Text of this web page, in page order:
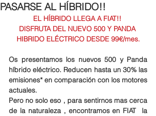
PASARSE AL HÍBRIDO!!
EL HÍBRIDO LLEGA A FIAT!!
DISFRUTA DEL NUEVO 500 Y PANDA
HIBRIDO ELÉCTRICO DESDE 99€/mes.
Os presentamos los nuevos 500 y Panda
híbrido eléctrico. Reducen hasta un 30% las
emisiones* en comparación con los motores
actuales.
Pero no solo eso , para sentirnos mas cerca
de la naturaleza , encontramos en FIAT  la